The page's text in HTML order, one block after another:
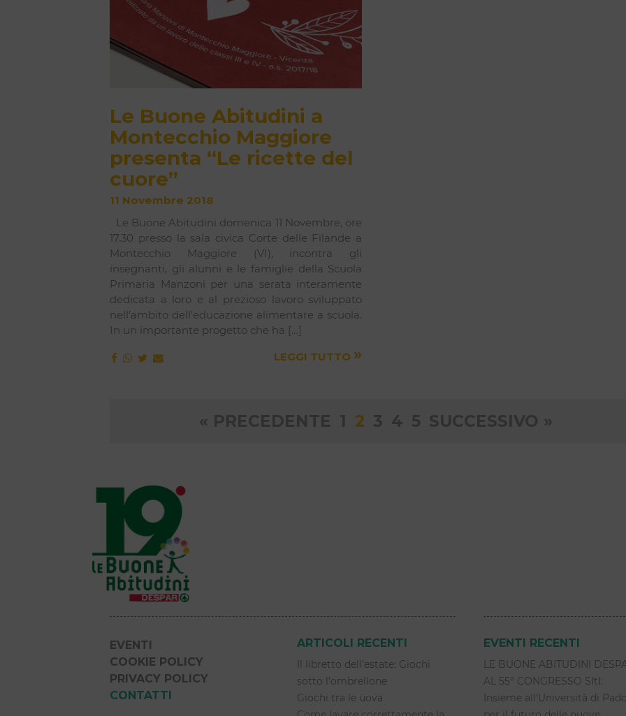
Le Buone Abitudini a
Montecchio Maggiore
presenta “Le ricette del
cuore”
11 Novembre 2018
Le Buone Abitudini domenica 11 Novembre, ore
17.30 presso la sala civica Corte delle Filande a
Montecchio Maggiore (VI), incontra gli
insegnanti, gli alunni e le famiglie della Scuola
Primaria Manzoni per una serata interamente
dedicata a loro e al prezioso lavoro sviluppato
nell’ambito dell’educazione alimentare a scuola.
In un importante progetto che ha […]
LEGGI TUTTO »
Paginazione
« PRECEDENTE 1 2 3 4 5 SUCCESSIVO »
EVENTI
COOKIE POLICY
PRIVACY POLICY
CONTATTI
ARTICOLI RECENTI
Il libretto dell’estate: Giochi
sotto l’ombrellone
Giochi tra le uova
EVENTI RECENTI
LE BUONE ABITUDINI
AL 55° CONGRESSO SItI:
Insieme all’Università di